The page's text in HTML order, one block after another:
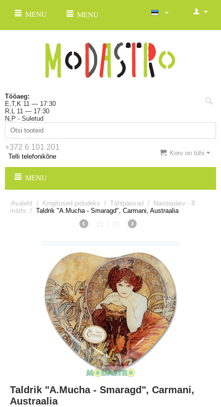
MENU MENU
Tööaeg:
E,T,K 11 — 17:30
R,L 11 — 17:30
N,P - Suletud
+372 6 101 201
Telli telefonikõne Korv on tühi
MENU
Avaleht / Kingitused pidudeks / Tähtpäevad /
Naistepäev - 8
märts / Taldrik "A.Mucha - Smaragd", Carmani, Austraalia
23
/ 27
Taldrik "A.Mucha - Smaragd", Carmani,
Austraalia